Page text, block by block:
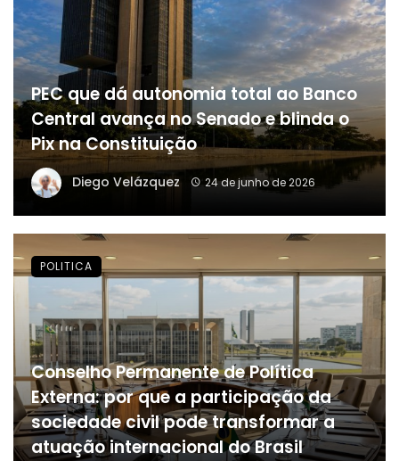
PEC que dá autonomia total ao Banco
Central avança no Senado e blinda o
Pix na Constituição
Diego Velázquez 24 de junho de 2026
Conselho Permanente de Política
Externa: por que a participação da
sociedade civil pode transformar a
atuação internacional do Brasil
POLITICA